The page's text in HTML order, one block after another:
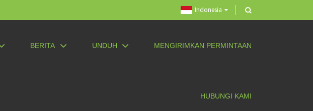
Indonesia
BERITA UNDUH MENGIRIMKAN PERMINTAAN
HUBUNGI KAMI